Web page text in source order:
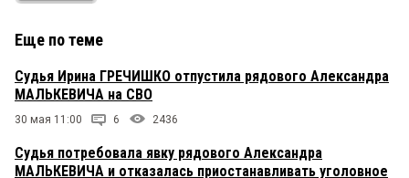
Еще по теме
Судья Ирина ГРЕЧИШКО отпустила рядового Александра
МАЛЬКЕВИЧА на СВО
30 мая 11:00 6 2436
Судья потребовала явку рядового Александра
МАЛЬКЕВИЧА и отказалась приостанавливать уголовное